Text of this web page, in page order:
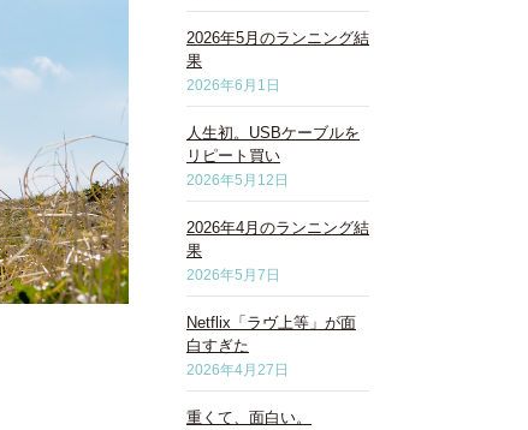
2026年5月のランニング結
果
2026年6月1日
人生初。USBケーブルを
リピート買い
2026年5月12日
2026年4月のランニング結
果
2026年5月7日
Netflix「ラヴ上等」が面
白すぎた
2026年4月27日
重くて、面白い。